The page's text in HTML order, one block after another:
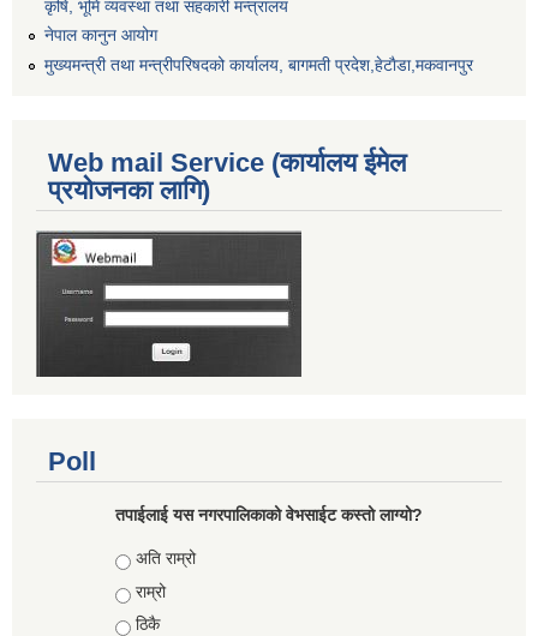
कृषि, भूमि व्यवस्था तथा सहकारी मन्त्रालय
नेपाल कानुन आयोग
मुख्यमन्त्री तथा मन्त्रीपरिषदको कार्यालय, बागमती प्रदेश,हेटाैडा,मकवानपुर
Web mail Service (कार्यालय ईमेल
प्रयोजनका लागि)
Poll
तपाईलाई यस नगरपालिकाको वेभसाईट कस्तो लाग्यो?
Choices
अति राम्रो
राम्रो
ठिकै